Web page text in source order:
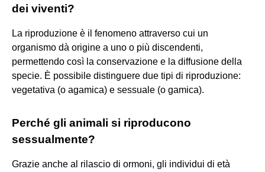
dei viventi?
La riproduzione è il fenomeno attraverso cui un
organismo dà origine a uno o più discendenti,
permettendo così la conservazione e la diffusione della
specie. È possibile distinguere due tipi di riproduzione:
vegetativa (o agamica) e sessuale (o gamica).
Perché gli animali si riproducono
sessualmente?
Grazie anche al rilascio di ormoni, gli individui di età